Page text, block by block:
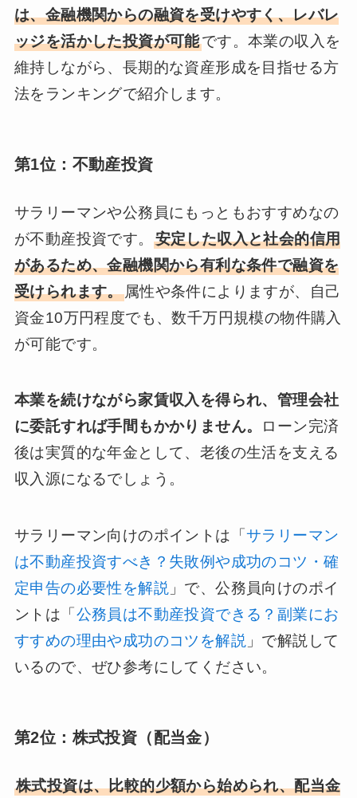
は、金融機関からの融資を受けやすく、レバレ
ッジを活かした投資が可能です。本業の収入を
維持しながら、長期的な資産形成を目指せる方
法をランキングで紹介します。
第1位：不動産投資
サラリーマンや公務員にもっともおすすめなの
が不動産投資です。 安定した収入と社会的信用
があるため、金融機関から有利な条件で融資を
受けられます。属性や条件によりますが、自己
資金10万円程度でも、数千万円規模の物件購入
が可能です。
本業を続けながら家賃収入を得られ、管理会社
に委託すれば手間もかかりません。
ローン完済
後は実質的な年金として、老後の生活を支える
収入源になるでしょう。
サラリーマン向けのポイントは「サラリーマン
は不動産投資すべき？失敗例や成功のコツ・確
定申告の必要性を解説 」で、公務員向けのポイ
ントは「公務員は不動産投資できる？副業にお
すすめの理由や成功のコツを解説 」で解説して
いるので、ぜひ参考にしてください。
第2位：株式投資（配当金）
株式投資は、比較的少額から始められ、配当金